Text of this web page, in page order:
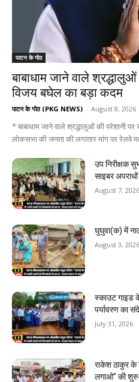
पाटन के गोठ
बाबाधाम जाने वाले
विजय बघेल का बड़ा कदम
पाटन के गोठ (PKG NEWS) - August 8, 2026
* बाबाधाम जाने वाले श्रद्धालुओं की परेशानी
लोकसभा की जनता की लगातार मांग पर रेलवे
उप निरीक्षक
साइबर
August 7, 2026
घुघुवा(क) में
August 3, 2026
स्काउट गाइड
पर्यावरण का
July 31, 2026
राकेश ठाकुर के
लगाओ” की